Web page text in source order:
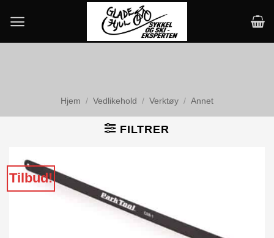
content
Hjem / Vedlikehold / Verktøy / Annet
FILTRER
Tilbud!